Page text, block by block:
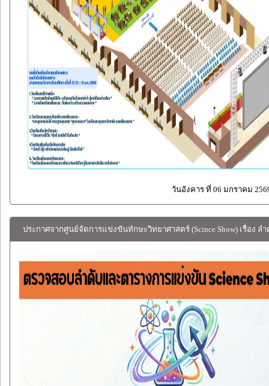
วันอังคาร ที่ 06 มกราคม
ประกาศจากศูนย์จัดการแข่งขันทักษะวิทยาศาสตร์ (Scince Show) เรื่อง ล